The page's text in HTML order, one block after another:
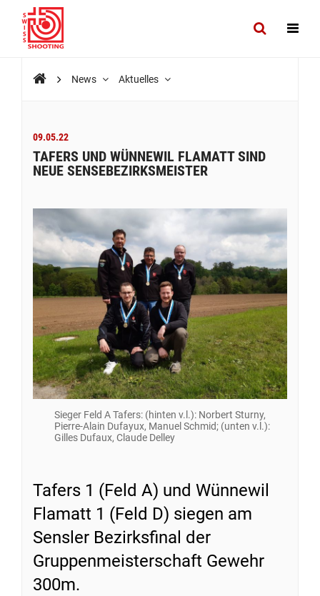
News Aktuelles
09.05.22
TAFERS UND WÜNNEWIL FLAMATT SIND
NEUE SENSEBEZIRKSMEISTER
Sieger Feld A Tafers: (hinten v.l.): Norbert Sturny,
Pierre-Alain Dufayux, Manuel Schmid; (unten v.l.):
Gilles Dufaux, Claude Delley
Tafers 1 (Feld A) und Wünnewil
Flamatt 1 (Feld D) siegen am
Sensler Bezirksfinal der
Gruppenmeisterschaft Gewehr
300m.